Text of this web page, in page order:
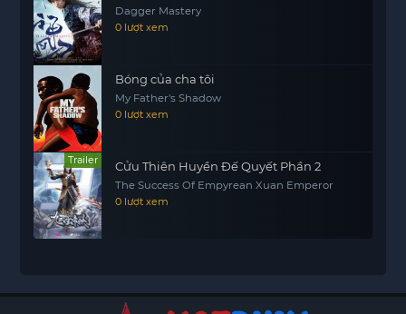
Dagger Mastery
0 lượt xem
Bóng của cha tôi
My Father's Shadow
0 lượt xem
Trailer Cửu Thiên Huyền Đế Quyết Phần 2
The Success Of Empyrean Xuan Emperor
0 lượt xem